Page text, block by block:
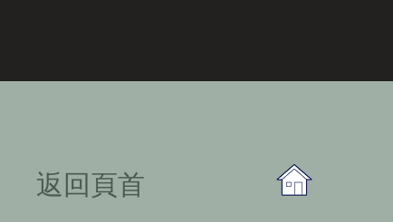
​返回頁首